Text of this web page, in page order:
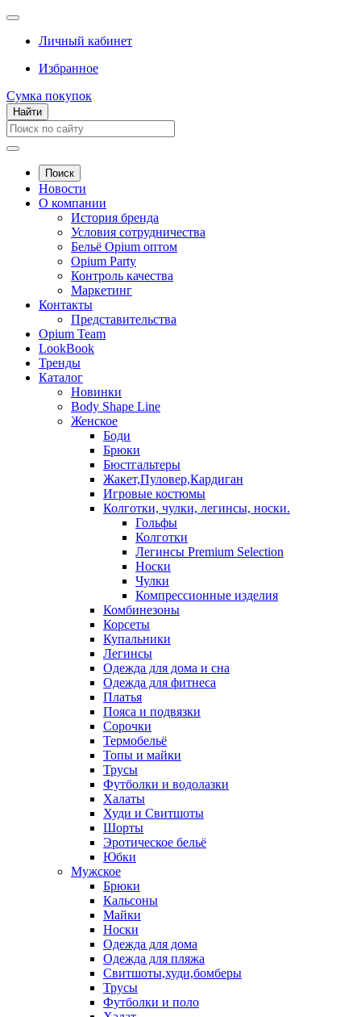
Личный кабинет
Избранное
Сумка покупок
Найти
Поиск
Новости
О компании
История бренда
Условия сотрудничества
Бельё Opium оптом
Opium Party
Контроль качества
Маркетинг
Контакты
Представительства
Opium Team
LookBook
Тренды
Каталог
Новинки
Body Shape Line
Женское
Боди
Брюки
Бюстгальтеры
Жакет,Пуловер,Кардиган
Игровые костюмы
Колготки, чулки, легинсы, носки.
Гольфы
Колготки
Легинсы Premium Selection
Носки
Чулки
Компрессионные изделия
Комбинезоны
Корсеты
Купальники
Легинсы
Одежда для дома и сна
Одежда для фитнеса
Платья
Пояса и подвязки
Сорочки
Термобельё
Топы и майки
Трусы
Футболки и водолазки
Халаты
Худи и Свитшоты
Шорты
Эротическое бельё
Юбки
Мужское
Брюки
Кальсоны
Майки
Носки
Одежда для дома
Одежда для пляжа
Свитшоты,худи,бомберы
Трусы
Футболки и поло